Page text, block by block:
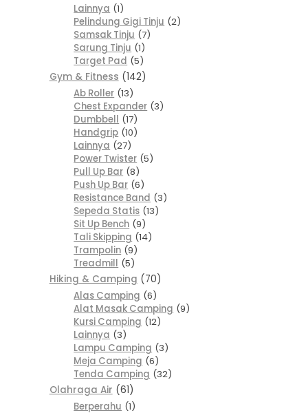
Lainnya 1
Pelindung Gigi Tinju 2
Samsak Tinju 7
Sarung Tinju 1
Target Pad 5
Gym & Fitness
142
Ab Roller 13
Chest Expander 3
Dumbbell 17
Handgrip 10
Lainnya 27
Power Twister 5
Pull Up Bar 8
Push Up Bar 6
Resistance Band 3
Sepeda Statis 13
Sit Up Bench 9
Tali Skipping 14
Trampolin 9
Treadmill 5
Hiking & Camping
70
Alas Camping 6
Alat Masak Camping 9
Kursi Camping 12
Lainnya 3
Lampu Camping 3
Meja Camping 6
Tenda Camping 32
Olahraga Air
61
Berperahu 1